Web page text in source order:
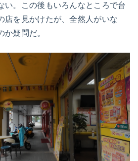
い。この後もいろんなところで台
店を見かけたが、全然人がいな
か疑問だ。